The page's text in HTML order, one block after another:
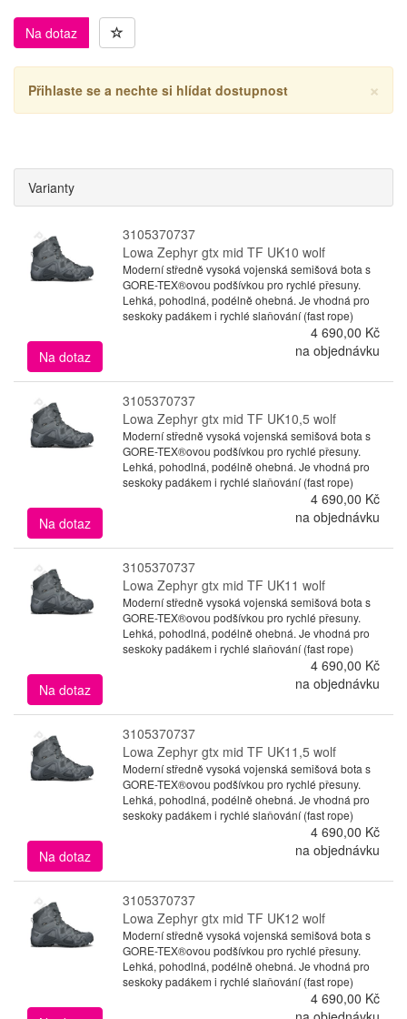
Na dotaz
×
Přihlaste se a nechte si hlídat dostupnost
Varianty
3105370737
Lowa Zephyr gtx mid TF UK10 wolf
Moderní středně vysoká vojenská semišová bota s
GORE-TEX®ovou podšívkou pro rychlé přesuny.
Lehká, pohodlná, podélně ohebná. Je vhodná pro
seskoky padákem i rychlé slaňování (fast rope)
4 690,00 Kč
Na dotaz
na objednávku
3105370737
Lowa Zephyr gtx mid TF UK10,5 wolf
Moderní středně vysoká vojenská semišová bota s
GORE-TEX®ovou podšívkou pro rychlé přesuny.
Lehká, pohodlná, podélně ohebná. Je vhodná pro
seskoky padákem i rychlé slaňování (fast rope)
4 690,00 Kč
Na dotaz
na objednávku
3105370737
Lowa Zephyr gtx mid TF UK11 wolf
Moderní středně vysoká vojenská semišová bota s
GORE-TEX®ovou podšívkou pro rychlé přesuny.
Lehká, pohodlná, podélně ohebná. Je vhodná pro
seskoky padákem i rychlé slaňování (fast rope)
4 690,00 Kč
Na dotaz
na objednávku
3105370737
Lowa Zephyr gtx mid TF UK11,5 wolf
Moderní středně vysoká vojenská semišová bota s
GORE-TEX®ovou podšívkou pro rychlé přesuny.
Lehká, pohodlná, podélně ohebná. Je vhodná pro
seskoky padákem i rychlé slaňování (fast rope)
4 690,00 Kč
Na dotaz
na objednávku
3105370737
Lowa Zephyr gtx mid TF UK12 wolf
Moderní středně vysoká vojenská semišová bota s
GORE-TEX®ovou podšívkou pro rychlé přesuny.
Lehká, pohodlná, podélně ohebná. Je vhodná pro
seskoky padákem i rychlé slaňování (fast rope)
4 690,00 Kč